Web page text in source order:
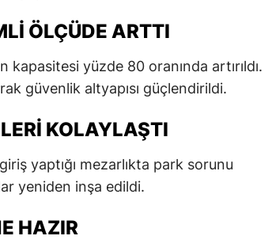
ÖLÇÜDE ARTTI
kapasitesi yüzde 80 oranında artırıldı.
güvenlik altyapısı güçlendirildi.
KOLAYLAŞTI
yaptığı mezarlıkta park sorunu
yeniden inşa edildi.
HAZIR